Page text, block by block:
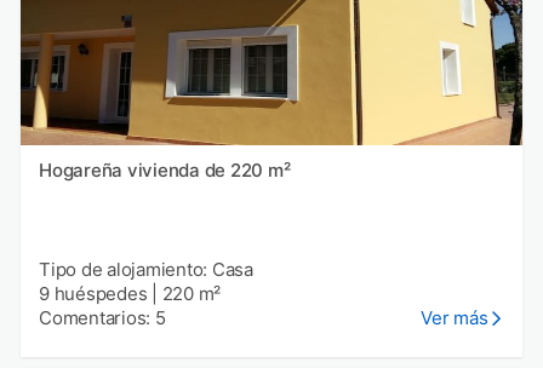
Hogareña vivienda de 220 m²
Tipo de alojamiento: Casa
9 huéspedes
220 m²
Comentarios: 5
Ver más